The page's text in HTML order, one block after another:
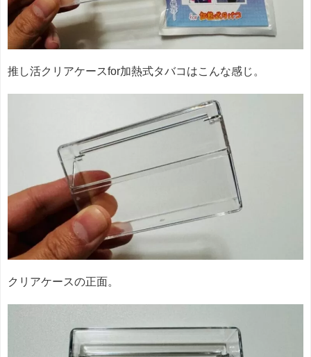
推し活クリアケースfor加熱式タバコはこんな感じ。
クリアケースの正面。